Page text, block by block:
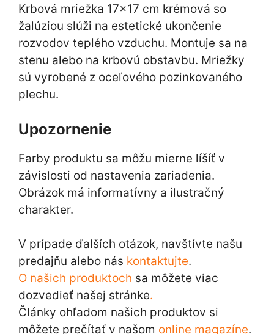
Krbová mriežka 17×17 cm krémová so
žalúziou slúži na estetické ukončenie
rozvodov teplého vzduchu. Montuje sa na
stenu alebo na krbovú obstavbu. Mriežky
sú vyrobené z oceľového pozinkovaného
plechu.
Upozornenie
Farby produktu sa môžu mierne líšíť v
závislosti od nastavenia zariadenia.
Obrázok má informatívny a ilustračný
charakter.
V prípade ďalších otázok, navštívte našu
predajňu alebo nás kontaktujte.
O našich produktoch sa môžete viac
dozvedieť našej stránke.
Články ohľadom našich produktov si
môžete prečítať v našom online magazíne.